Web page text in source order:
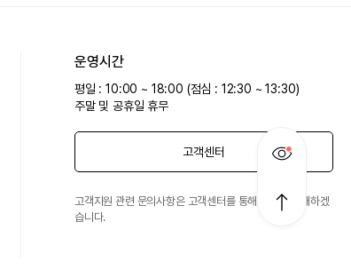
운영시간
평일 : 10:00 ~ 18:00 (점심 : 12:30 ~ 13:30)
주말 및 공휴일 휴무
고객센터
고객지원 관련 문의사항은 고객센터를 통해 친절히 안내하겠
습니다.